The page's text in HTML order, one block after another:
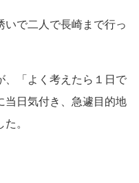
いで二人で長崎まで行っ
、「よく考えたら１日で
当日気付き、急遽目的地
。